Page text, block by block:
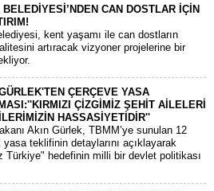
BELEDİYESİ’NDEN CAN DOSTLAR İÇİN
kent yaşamı ile can dostların
artıracak vizyoner projelerine bir
ÇERÇEVE YASA
ÇİZGİMİZ ŞEHİT AİLELERİ
HASSASİYETİDİR''
Akın Gürlek, TBMM’ye sunulan 12
yasa teklifinin detaylarını açıklayarak
Türkiye" hedefinin milli bir devlet politikası